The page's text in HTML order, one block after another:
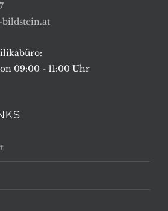
09:00 - 11:00 Uhr